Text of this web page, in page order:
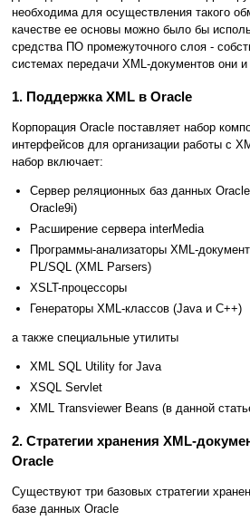
необходима для осуществления такого
качестве ее основы можно было бы
средства ПО промежуточного слоя -
системах передачи XML-документов они
1. Поддержка XML в Oracle
Корпорация Oracle поставляет набор
интерфейсов для организации работы с
набор включает:
Сервер реляционных баз данных
Oracle9i)
Расширение сервера interMedia
Программы-анализаторы XML-
PL/SQL (XML Parsers)
XSLT-процессоры
Генераторы XML-классов (Java и C++)
а также специальные утилиты
XML SQL Utility for Java
XSQL Servlet
XML Transviewer Beans (в данной
2. Стратегии хранения XML-
Oracle
Существуют три базовых стратегии
базе данных Oracle